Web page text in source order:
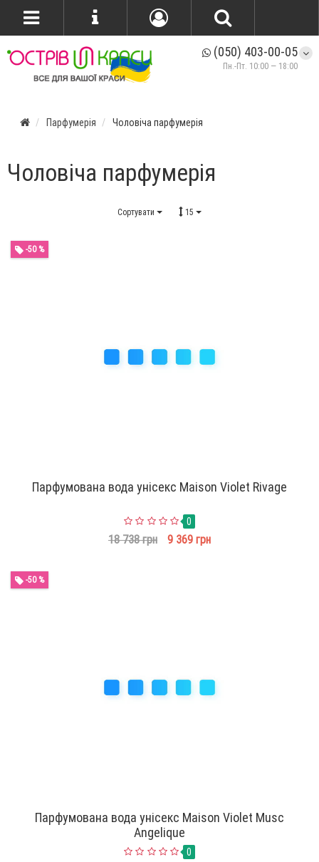
(050) 403-00-05
Пн.-Пт. 10:00 — 18:00
Парфумерія Чоловіча парфумерія
Чоловіча парфумерія
Сортувати 15
-50 %
Парфумована вода унісекс Maison Violet Rivage
0
18 738 грн 9 369 грн
-50 %
Парфумована вода унісекс Maison Violet Musc
Angelique
0